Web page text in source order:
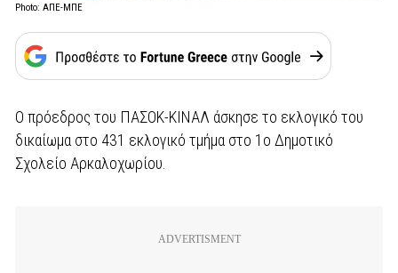
Photo: ΑΠΕ-ΜΠΕ
Ο πρόεδρος του ΠΑΣΟΚ-ΚΙΝΑΛ άσκησε το εκλογικό του
δικαίωμα στο 431 εκλογικό τμήμα στο 1ο Δημοτικό
Σχολείο Αρκαλοχωρίου.